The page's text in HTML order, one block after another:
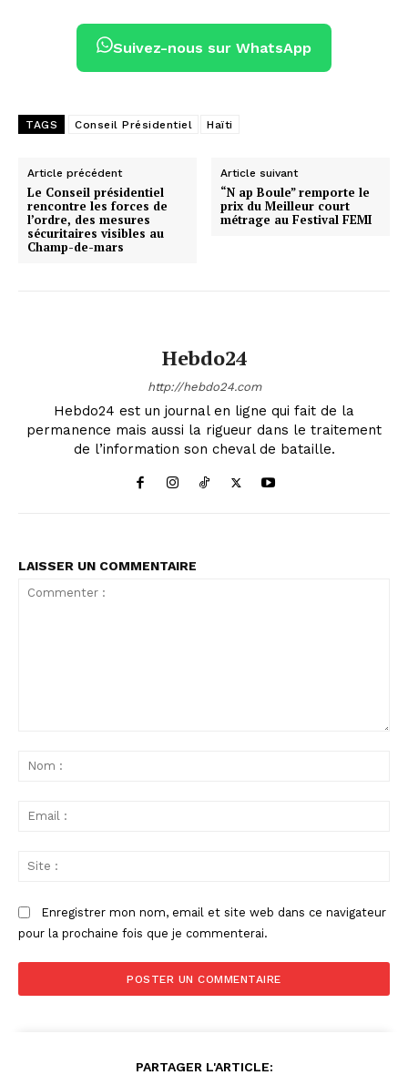
Suivez-nous sur WhatsApp
TAGS Conseil Présidentiel Haïti
Article précédent
Le Conseil présidentiel
rencontre les forces de
l’ordre, des mesures
sécuritaires visibles au
Champ-de-mars
Article suivant
“N ap Boule” remporte le
prix du Meilleur court
métrage au Festival FEMI
Hebdo24
http://hebdo24.com
Hebdo24 est un journal en ligne qui fait de la
permanence mais aussi la rigueur dans le traitement
de l’information son cheval de bataille.
LAISSER UN COMMENTAIRE
Enregistrer mon nom, email et site web dans ce navigateur
pour la prochaine fois que je commenterai.
PARTAGER L'ARTICLE: